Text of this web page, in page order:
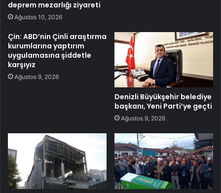
deprem mezarlığı ziyareti
Ağustos 10, 2026
Çin: ABD’nin Çinli araştırma
kurumlarına yaptırım
uygulamasına şiddetle
karşıyız
Ağustos 9, 2026
Denizli Büyükşehir belediye
başkanı, Yeni Parti’ye geçti
Ağustos 9, 2026